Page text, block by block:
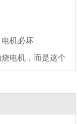
机必坏
电机，而是这个